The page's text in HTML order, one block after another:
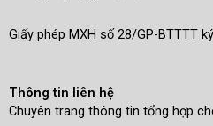
Giấy phép MXH số 28/GP-BTTTT
Thông tin liên hệ
Chuyên trang thông tin tổng hợp